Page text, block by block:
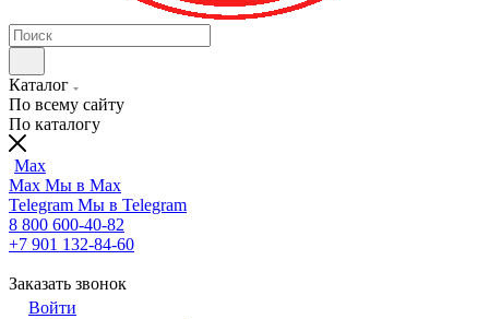
Каталог
По всему сайту
По каталогу
Max
Max Мы в Max
Telegram Мы в Telegram
8 800 600-40-82
+7 901 132-84-60
Заказать звонок
Войти